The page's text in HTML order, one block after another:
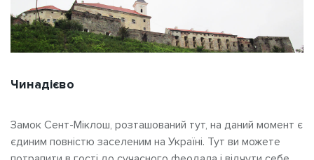
Чинадієво
Замок Сент-Міклош, розташований тут, на даний момент є
єдиним повністю заселеним на Україні. Тут ви можете